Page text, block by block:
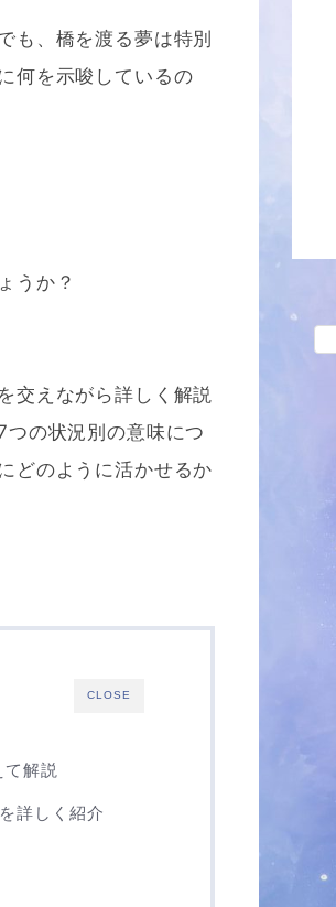
も、橋を渡る夢は特別
何を示唆しているの
うか？
交えながら詳しく解説
の状況別の意味につ
どのように活かせるか
CLOSE
解説
詳しく紹介